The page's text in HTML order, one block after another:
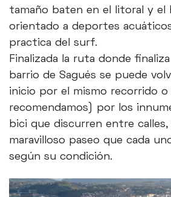
tamaño baten en el litoral y el
orientado a deportes
practica del surf.
Finalizada la ruta donde
barrio de Sagués se puede
inicio por el mismo recorrido
recomendamos) por los
bici que discurren entre
maravilloso paseo que cada
según su condición.